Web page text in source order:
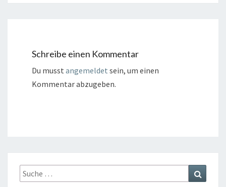
Schreibe einen Kommentar
Du musst angemeldet sein, um einen
Kommentar abzugeben.
Suche
nach: